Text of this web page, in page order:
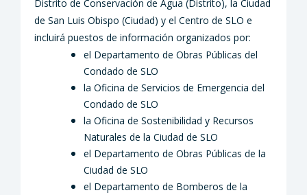
Distrito de Conservación de Agua (Distrito), la Ciudad
de San Luis Obispo (Ciudad) y el Centro de SLO e
incluirá puestos de información organizados por:
el Departamento de Obras Públicas del
Condado de SLO
la Oficina de Servicios de Emergencia del
Condado de SLO
la Oficina de Sostenibilidad y Recursos
Naturales de la Ciudad de SLO
el Departamento de Obras Públicas de la
Ciudad de SLO
el Departamento de Bomberos de la